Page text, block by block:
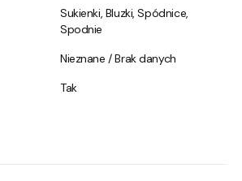
Sukienki, Bluzki, Spódnice,
Spodnie
Nieznane / Brak danych
Tak